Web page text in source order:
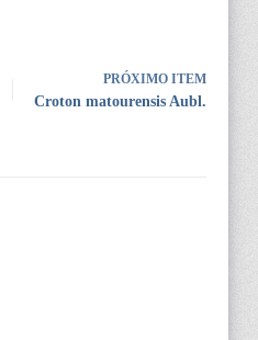
PRÓXIMO ITEM
Croton matourensis Aubl.